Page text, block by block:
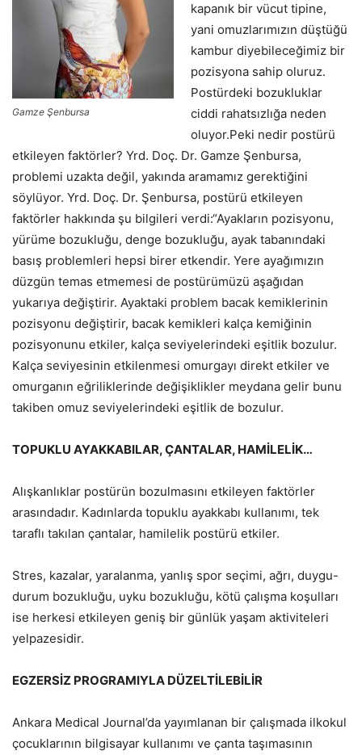
Gamze Şenbursa
kapanık bir vücut tipine,
yani omuzlarımızın düştüğü
kambur diyebileceğimiz bir
pozisyona sahip oluruz.
Postürdeki bozukluklar
ciddi rahatsızlığa neden
oluyor.Peki nedir postürü
etkileyen faktörler? Yrd. Doç. Dr. Gamze Şenbursa,
problemi uzakta değil, yakında aramamız gerektiğini
söylüyor. Yrd. Doç. Dr. Şenbursa, postürü etkileyen
faktörler hakkında şu bilgileri verdi:“Ayakların pozisyonu,
yürüme bozukluğu, denge bozukluğu, ayak tabanındaki
basış problemleri hepsi birer etkendir. Yere ayağımızın
düzgün temas etmemesi de postürümüzü aşağıdan
yukarıya değiştirir. Ayaktaki problem bacak kemiklerinin
pozisyonu değiştirir, bacak kemikleri kalça kemiğinin
pozisyonunu etkiler, kalça seviyelerindeki eşitlik bozulur.
Kalça seviyesinin etkilenmesi omurgayı direkt etkiler ve
omurganın eğriliklerinde değişiklikler meydana gelir bunu
takiben omuz seviyelerindeki eşitlik de bozulur.
TOPUKLU AYAKKABILAR, ÇANTALAR, HAMİLELİK…
Alışkanlıklar postürün bozulmasını etkileyen faktörler
arasındadır. Kadınlarda topuklu ayakkabı kullanımı, tek
taraflı takılan çantalar, hamilelik postürü etkiler.
Stres, kazalar, yaralanma, yanlış spor seçimi, ağrı, duygu-
durum bozukluğu, uyku bozukluğu, kötü çalışma koşulları
ise herkesi etkileyen geniş bir günlük yaşam aktiviteleri
yelpazesidir.
EGZERSİZ PROGRAMIYLA DÜZELTİLEBİLİR
Ankara Medical Journal’da yayımlanan bir çalışmada ilkokul
çocuklarının bilgisayar kullanımı ve çanta taşımasının